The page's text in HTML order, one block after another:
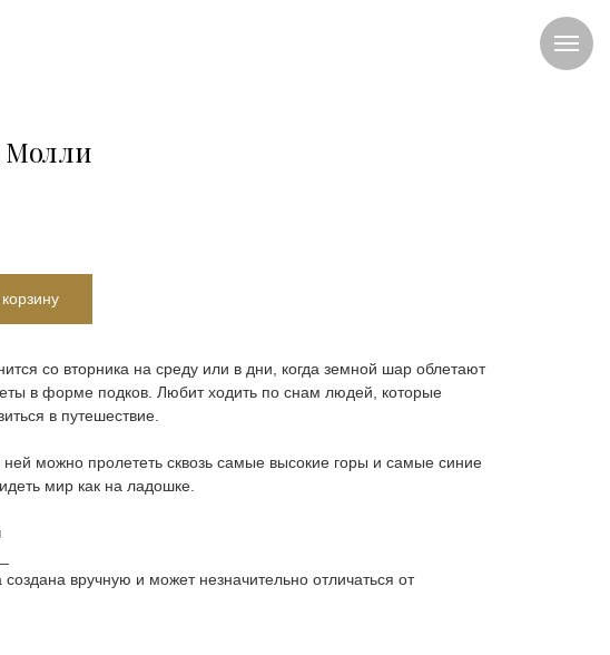
Молли
со вторника на среду или в дни, когда земной шар облетают
в форме подков. Любит ходить по снам людей, которые
в путешествие.
можно пролететь сквозь самые высокие горы и самые синие
мир как на ладошке.
вручную и может незначительно отличаться от